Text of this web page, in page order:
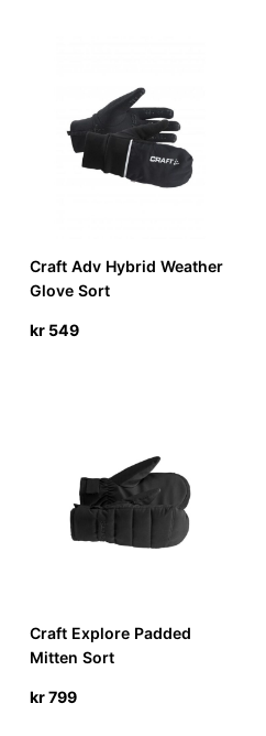
Craft Adv Hybrid Weather
Glove Sort
kr549
Craft Explore Padded
Mitten Sort
kr799